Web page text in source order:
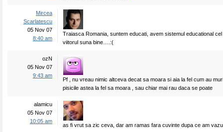
Mircea
Scarlatescu
05 Nov 07
8:40 am
Traiasca Romania, suntem educati, avem sistemul educational
viitorul suna bine….:(
ozN
05 Nov 07
9:43 am
Pf , nu vreau nimic altceva decat sa moara si aia la fel cum au
pisicile astea la fel sa moara , sau chiar mai rau daca se poate
alamicu
05 Nov 07
10:05 am
as fi vrut sa zic ceva, dar am ramas fara cuvinte dupa ce am